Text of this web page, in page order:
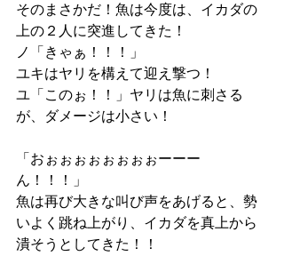
そのまさかだ！魚は今度は、イカダの
上の２人に突進してきた！
ノ「きゃぁ！！！」
ユキはヤリを構えて迎え撃つ！
ユ「このぉ！！」ヤリは魚に刺さる
が、ダメージは小さい！
「おぉぉぉぉぉぉぉぉーーー
ん！！！」
魚は再び大きな叫び声をあげると、勢
いよく跳ね上がり、イカダを真上から
潰そうとしてきた！！